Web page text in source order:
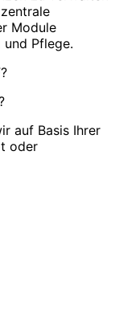
Module
Pflege.
auf Basis Ihrer
oder